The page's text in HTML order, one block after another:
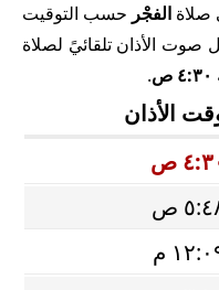
صلاة الفجْر حسب التوقيت
صوت الأذان تلقائيً لصلاة
٤:٣٠ ص .
الأذان
ص
ص
م